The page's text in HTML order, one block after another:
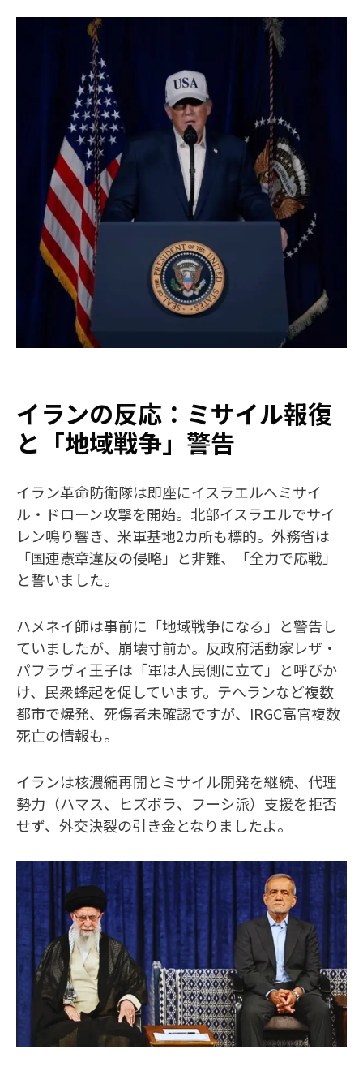
イランの反応：ミサイル報復
と「地域戦争」警告
イラン革命防衛隊は即座にイスラエルへミサイ
ル・ドローン攻撃を開始。北部イスラエルでサイ
レン鳴り響き、米軍基地2カ所も標的。外務省は
「国連憲章違反の侵略」と非難、「全力で応戦」
と誓いました。
ハメネイ師は事前に「地域戦争になる」と警告し
ていましたが、崩壊寸前か。反政府活動家レザ・
パフラヴィ王子は「軍は人民側に立て」と呼びか
け、民衆蜂起を促しています。テヘランなど複数
都市で爆発、死傷者未確認ですが、IRGC高官複数
死亡の情報も。
イランは核濃縮再開とミサイル開発を継続、代理
勢力（ハマス、ヒズボラ、フーシ派）支援を拒否
せず、外交決裂の引き金となりましたよ。